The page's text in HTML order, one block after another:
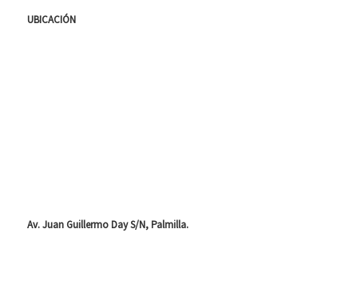
UBICACIÓN
Av. Juan Guillermo Day S/N, Palmilla.